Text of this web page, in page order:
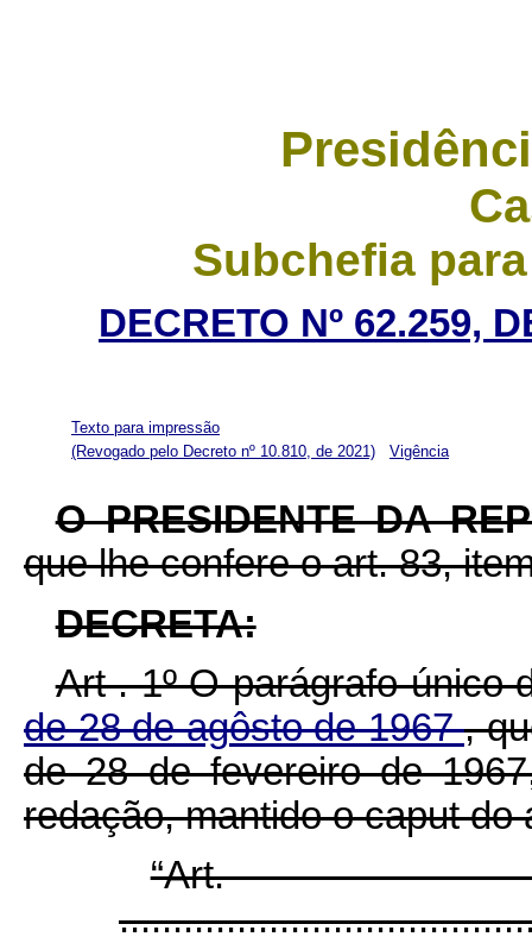
Subchefia
DECRETO Nº 62.259,
Texto para impressão
(Revogado pelo Decreto nº 10.810, de 2021)
Vigência
O PRESIDENTE DA
que lhe confere o art. 83,
DECRETA:
Art . 1º O parágrafo único
de 28 de agôsto de 1967,
de 28 de fevereiro de
redação, mantido o caput do